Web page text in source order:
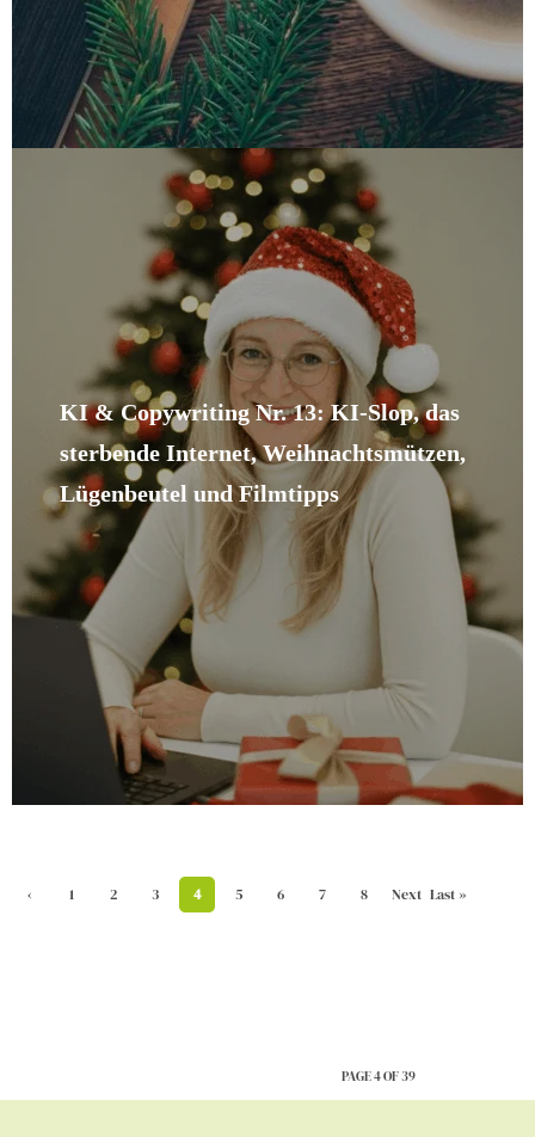
KI & Copywriting Nr. 13: KI-Slop, das
sterbende Internet, Weihnachtsmützen,
Lügenbeutel und Filmtipps
‹
1 2 3 4 5 6 7 8
Next Last »
PAGE 4 OF 39